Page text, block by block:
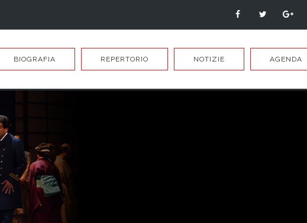
BIOGRAFIA REPERTORIO NOTIZIE AGENDA